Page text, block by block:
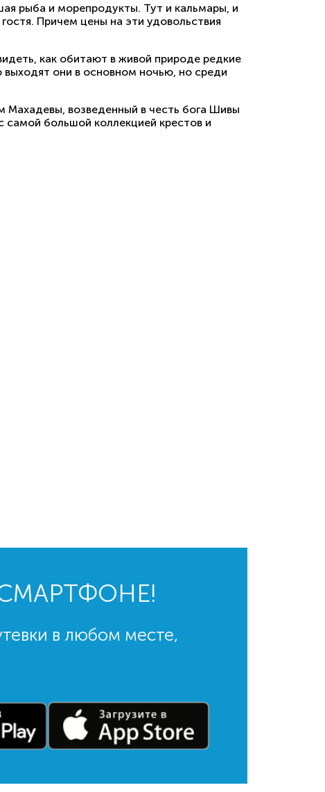
рыба и морепродукты. Тут и кальмары, и
Причем цены на эти удовольствия
как обитают в живой природе редкие
они в основном ночью, но среди
возведенный в честь бога Шивы
самой большой коллекцией крестов и
в любом месте,